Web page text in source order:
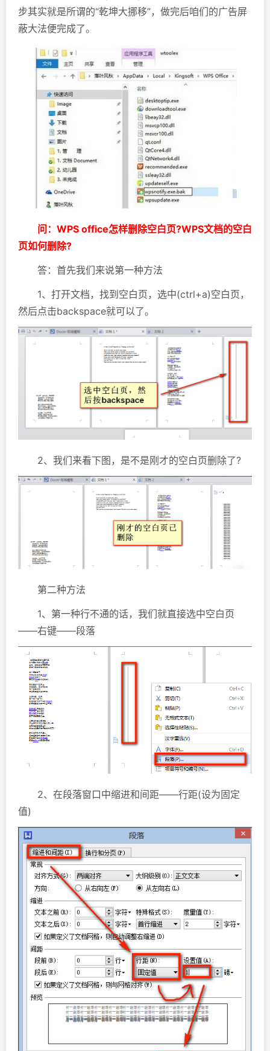
步其实就是所谓的“乾坤大挪移”，做完后咱们的广告屏
蔽大法便完成了。
问：WPS office怎样删除空白页?WPS文档的空白
页如何删除?
答：首先我们来说第一种方法
1、打开文档，找到空白页，选中(ctrl+a)空白页，
然后点击backspace就可以了。
2、我们来看下图，是不是刚才的空白页删除了?
第二种方法
1、第一种行不通的话，我们就直接选中空白页
——右键——段落
2、在段落窗口中缩进和间距——行距(设为固定
值)